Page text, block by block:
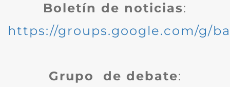
Boletín de noticias:
https://groups.google.com/g/
Grupo de debate: